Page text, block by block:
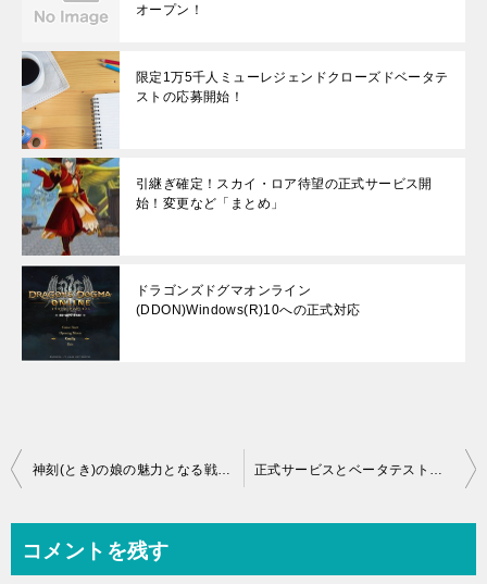
オープン！
限定1万5千人ミューレジェンドクローズドベータテ
ストの応募開始！
引継ぎ確定！スカイ・ロア待望の正式サービス開
始！変更など「まとめ」
ドラゴンズドグマオンライン
(DDON)Windows(R)10への正式対応
投
ビ
神刻(とき)の娘の魅力となる戦闘やシステムなどについて詳しくレビュー！ 正式サービスとベータテストの違い！
コメントを残す